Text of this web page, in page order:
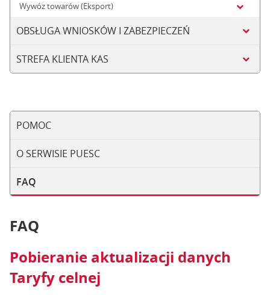
Wywóz towarów (Eksport)
OBSŁUGA WNIOSKÓW I ZABEZPIECZEŃ
STREFA KLIENTA KAS
POMOC
O SERWISIE PUESC
FAQ
FAQ
Pobieranie aktualizacji danych
Taryfy celnej